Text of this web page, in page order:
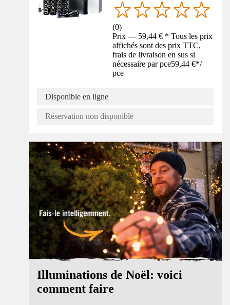
(0)
Prix — 59,44 € * Tous les prix
affichés sont des prix TTC,
frais de livraison en sus si
nécessaire par pce59,44 €*/
pce
Disponible en ligne
Réservation non disponible
Guide
Illuminations de Noël: voici
comment faire